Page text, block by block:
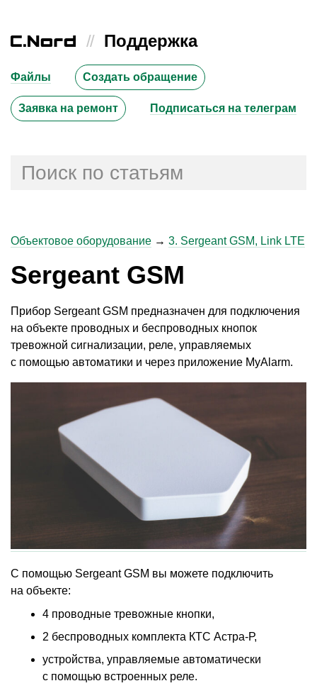
// Поддержка
Файлы Создать обращение
Заявка на ремонт Подписаться на телеграм
Объектовое оборудование → 3. Sergeant GSM, Link LTE
Sergeant GSM
Прибор Sergeant GSM предназначен для подключения
на объекте проводных и беспроводных кнопок
тревожной сигнализации, реле, управляемых
с помощью автоматики и через приложение MyAlarm.
С помощью Sergeant GSM вы можете подключить
на объекте:
4 проводные тревожные кнопки,
2 беспроводных комплекта КТС Астра-Р,
устройства, управляемые автоматически
с помощью встроенных реле.